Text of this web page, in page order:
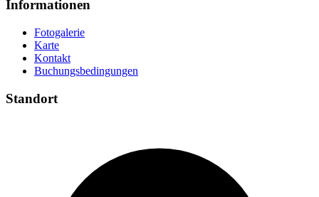
Informationen
Fotogalerie
Karte
Kontakt
Buchungsbedingungen
Standort